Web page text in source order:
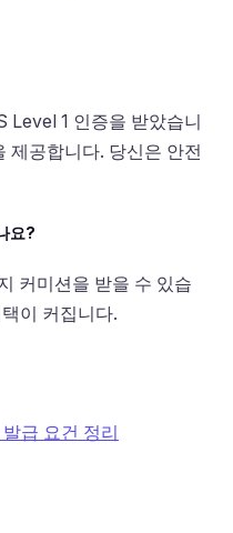
Level 1 인증을 받았습니
제공합니다. 당신은 안전
요?
커미션을 받을 수 있습
이 커집니다.
급 요건 정리